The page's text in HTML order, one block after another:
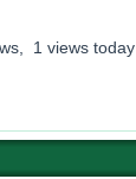
1 views today